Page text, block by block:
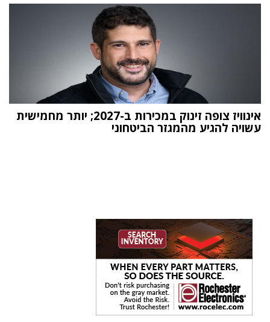
אינוויז צופה זינוק במכירות ב-2027; יותר מחמישית
עשויה להגיע מהמגזר הביטחוני